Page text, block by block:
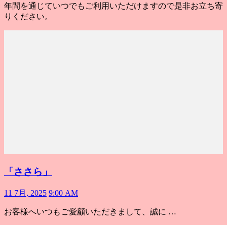
年間を通じていつでもご利用いただけますので是非お立ち寄
りください。
「ささら」
11 7月, 2025 9:00 AM
お客様へいつもご愛顧いただきまして、誠に …